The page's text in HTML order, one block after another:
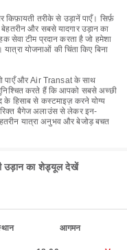
तरीके से उड़ानें पाएँ। सिर्फ़
और सबसे यादगार उड़ान का
टीम प्रदान करता है जो हमेशा
योजनाओं की चिंता किए बिना
पाएँ और Air Transat के साथ
करते हैं कि आपको सबसे अच्छी
के हिसाब से कस्टमाइज़ करने योग्य
बैगेज अलाउंस से लेकर इन-
यात्रा अनुभव और बेजोड़ बचत
उड़ान का शेड्यूल देखें
आगमन